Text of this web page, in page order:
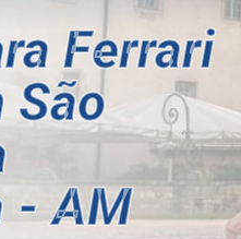
Ferrari
São
- AM